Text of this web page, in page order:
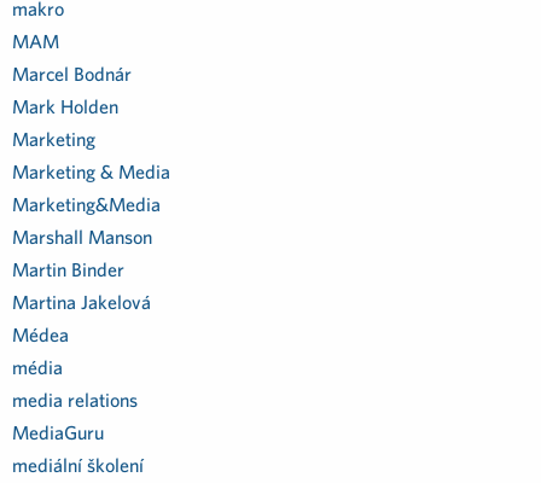
makro
MAM
Marcel Bodnár
Mark Holden
Marketing
Marketing & Media
Marketing&Media
Marshall Manson
Martin Binder
Martina Jakelová
Médea
média
media relations
MediaGuru
mediální školení